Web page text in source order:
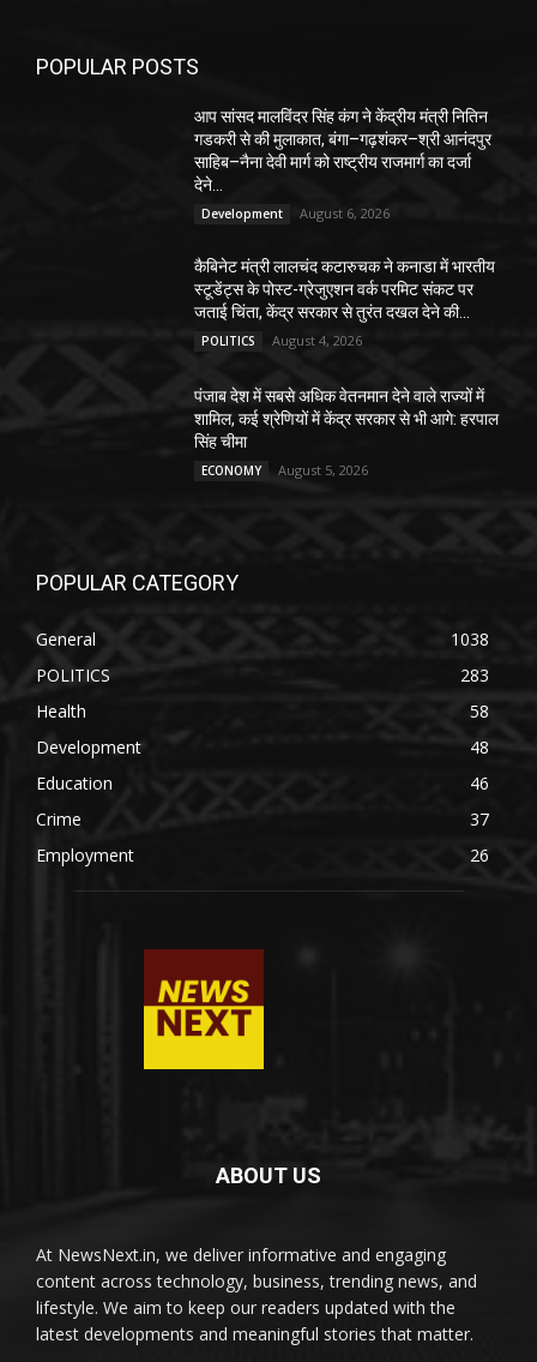
POPULAR POSTS
आप सांसद मालविंदर सिंह कंग ने केंद्रीय मंत्री नितिन
गडकरी से की मुलाकात, बंगा–गढ़शंकर–श्री आनंदपुर
साहिब–नैना देवी मार्ग को राष्ट्रीय राजमार्ग का दर्जा
देने...
Development August 6, 2026
कैबिनेट मंत्री लालचंद कटारुचक ने कनाडा में भारतीय
स्टूडेंट्स के पोस्ट-ग्रेजुएशन वर्क परमिट संकट पर
जताई चिंता, केंद्र सरकार से तुरंत दखल देने की...
POLITICS August 4, 2026
पंजाब देश में सबसे अधिक वेतनमान देने वाले राज्यों में
शामिल, कई श्रेणियों में केंद्र सरकार से भी आगे: हरपाल
सिंह चीमा
ECONOMY August 5, 2026
POPULAR CATEGORY
General
1038
POLITICS
283
Health
58
Development
48
Education
46
Crime
37
Employment
26
ABOUT US
At NewsNext.in, we deliver informative and engaging
content across technology, business, trending news, and
lifestyle. We aim to keep our readers updated with the
latest developments and meaningful stories that matter.